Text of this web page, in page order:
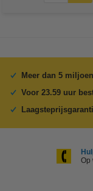
Meer dan 5
Voor 23.59 uur
Op